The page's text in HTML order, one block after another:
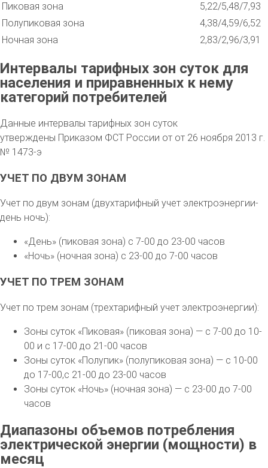
Пиковая зона
5,22/5,48/7,93
Полупиковая зона
4,38/4,59/6,52
Ночная зона
2,83/2,96/3,91
Интервалы тарифных зон суток для
населения и приравненных к нему
категорий потребителей
Данные интервалы тарифных зон суток
утверждены Приказом ФСТ России от от 26 ноября 2013 г.
№ 1473-э
УЧЕТ ПО ДВУМ ЗОНАМ
Учет по двум зонам (двухтарифный учет электроэнергии-
день ночь):
«День» (пиковая зона) с 7-00 до 23-00 часов
«Ночь» (ночная зона) с 23-00 до 7-00 часов
УЧЕТ ПО ТРЕМ ЗОНАМ
Учет по трем зонам (трехтарифный учет электроэнергии):
Зоны суток «Пиковая» (пиковая зона) — с 7-00 до 10-
00 и с 17-00 до 21-00 часов
Зоны суток «Полупик» (полупиковая зона) — с 10-00
до 17-00,с 21-00 до 23-00 часов
Зоны суток «Ночь» (ночная зона) — с 23-00 до 7-00
часов
Диапазоны объемов потребления
электрической энергии (мощности) в
месяц